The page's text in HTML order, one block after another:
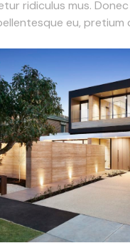
ridiculus mus. Donec
eu, pretium